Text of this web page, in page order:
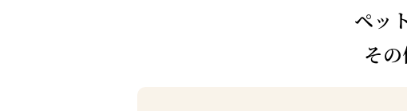
ペッ
そ